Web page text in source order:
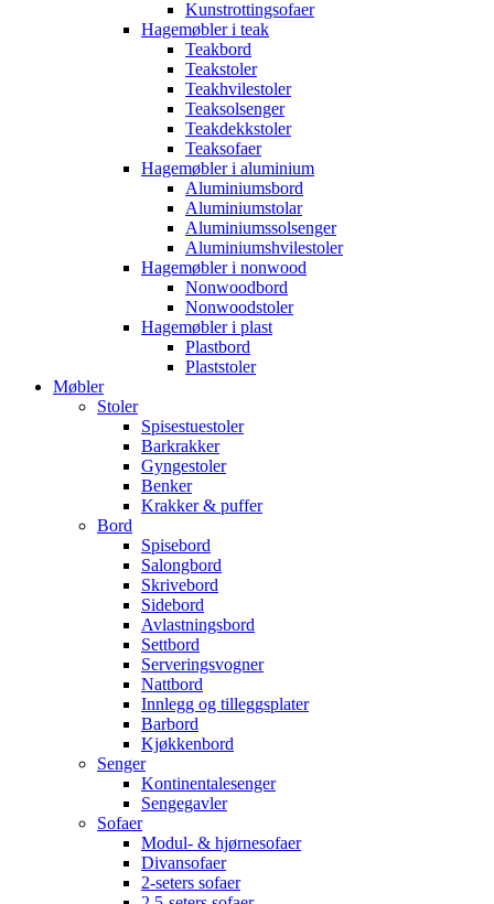
Kunstrottingsofaer
Hagemøbler i teak
Teakbord
Teakstoler
Teakhvilestoler
Teaksolsenger
Teakdekkstoler
Teaksofaer
Hagemøbler i aluminium
Aluminiumsbord
Aluminiumstolar
Aluminiumssolsenger
Aluminiumshvilestoler
Hagemøbler i nonwood
Nonwoodbord
Nonwoodstoler
Hagemøbler i plast
Plastbord
Plaststoler
Møbler
Stoler
Spisestuestoler
Barkrakker
Gyngestoler
Benker
Krakker & puffer
Bord
Spisebord
Salongbord
Skrivebord
Sidebord
Avlastningsbord
Settbord
Serveringsvogner
Nattbord
Innlegg og tilleggsplater
Barbord
Kjøkkenbord
Senger
Kontinentalesenger
Sengegavler
Sofaer
Modul- & hjørnesofaer
Divansofaer
2-seters sofaer